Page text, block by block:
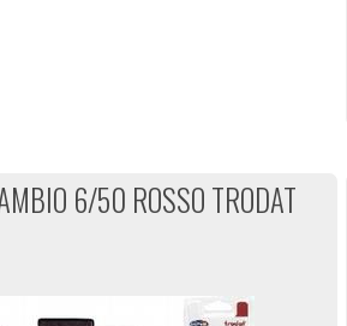
6/50 ROSSO TRODAT